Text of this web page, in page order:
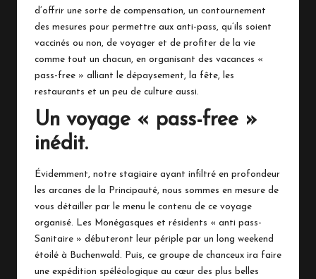
d’offrir une sorte de compensation, un contournement
des mesures pour permettre aux anti-pass, qu’ils soient
vaccinés ou non, de voyager et de profiter de la vie
comme tout un chacun, en organisant des vacances «
pass-free » alliant le dépaysement, la fête, les
restaurants et un peu de culture aussi.
Un voyage « pass-free »
inédit.
Évidemment, notre stagiaire ayant infiltré en profondeur
les arcanes de la Principauté, nous sommes en mesure de
vous détailler par le menu le contenu de ce voyage
organisé. Les Monégasques et résidents « anti pass-
Sanitaire » débuteront leur périple par un long weekend
étoilé à Buchenwald. Puis, ce groupe de chanceux ira faire
une expédition spéléologique au cœur des plus belles